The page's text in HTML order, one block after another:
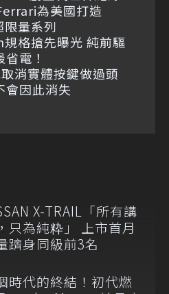
為美國打造
量系列
格搶先曝光 純前驅
電！
消實體按鍵做過頭
會因此消失
X-TRAIL「所有講
只為純粋」 上市首月
躋身同級前3名
時代的終結！初代燃